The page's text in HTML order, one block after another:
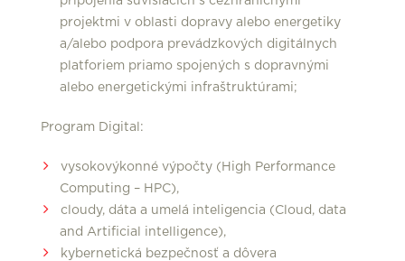
projektmi v oblasti dopravy alebo energetiky
a/alebo podpora prevádzkových digitálnych
platforiem priamo spojených s dopravnými
alebo energetickými infraštruktúrami;
Program Digital:
vysokovýkonné výpočty (High Performance
Computing – HPC),
cloudy, dáta a umelá inteligencia (Cloud, data
and Artificial intelligence),
kybernetická bezpečnosť a dôvera